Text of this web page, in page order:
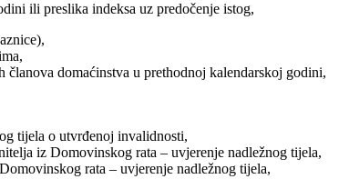
ili preslika indeksa uz predočenje istog,
domaćinstva u prethodnoj kalendarskoj godini,
tijela o utvrđenoj invalidnosti,
iz Domovinskog rata – uvjerenje nadležnog tijela,
rata – uvjerenje nadležnog tijela,